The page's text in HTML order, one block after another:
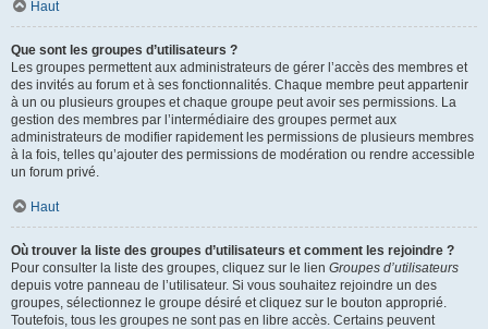
Haut
Que sont les groupes d’utilisateurs ?
Les groupes permettent aux administrateurs de gérer l’accès des membres et
des invités au forum et à ses fonctionnalités. Chaque membre peut appartenir
à un ou plusieurs groupes et chaque groupe peut avoir ses permissions. La
gestion des membres par l’intermédiaire des groupes permet aux
administrateurs de modifier rapidement les permissions de plusieurs membres
à la fois, telles qu’ajouter des permissions de modération ou rendre accessible
un forum privé.
Haut
Où trouver la liste des groupes d’utilisateurs et comment les rejoindre ?
Pour consulter la liste des groupes, cliquez sur le lien Groupes d’utilisateurs
depuis votre panneau de l’utilisateur. Si vous souhaitez rejoindre un des
groupes, sélectionnez le groupe désiré et cliquez sur le bouton approprié.
Toutefois, tous les groupes ne sont pas en libre accès. Certains peuvent